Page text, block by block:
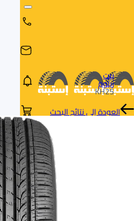
البحث
حسب
العلامة
التجارية
بيت
زيتوم
KH25
العودة إلى نتائج البحث